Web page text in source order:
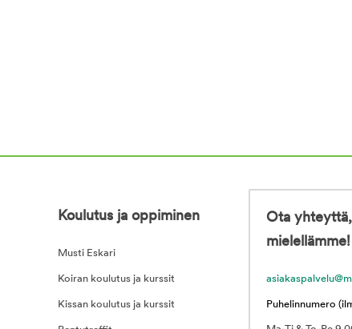
Koulutus ja oppiminen
Musti Eskari
Koiran koulutus ja kurssit
Kissan koulutus ja kurssit
Ota
mielellämme!
Puhelinnumero